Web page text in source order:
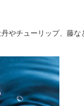
やチューリップ、藤な